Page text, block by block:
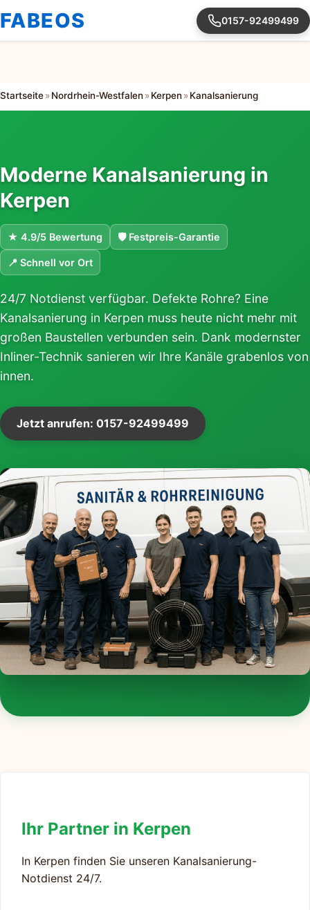
FABEOS 0157-92499499
Startseite» Nordrhein-Westfalen» Kerpen» Kanalsanierung
Moderne Kanalsanierung in
Kerpen
★ 4.9/5 Bewertung 🛡 Festpreis-Garantie
📍 Schnell vor Ort
24/7 Notdienst verfügbar. Defekte Rohre? Eine
Kanalsanierung in Kerpen muss heute nicht mehr mit
großen Baustellen verbunden sein. Dank modernster
Inliner-Technik sanieren wir Ihre Kanäle grabenlos von
innen.
Jetzt anrufen: 0157-92499499
Ihr Partner in Kerpen
In Kerpen finden Sie unseren Kanalsanierung-
Notdienst 24/7.